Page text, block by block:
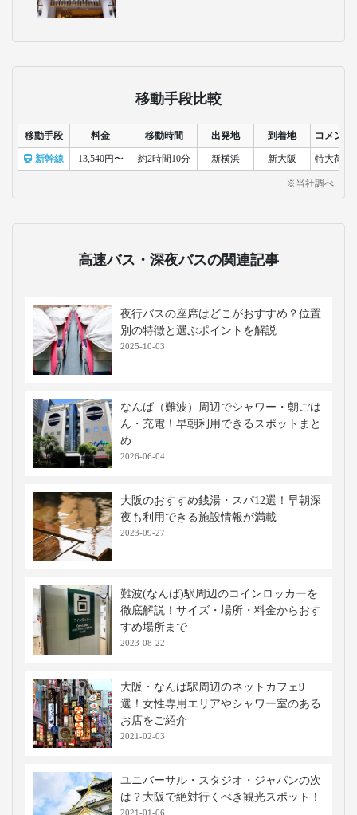
移動手段比較
移動手段 料金 移動時間 出発地 到着地 コメント
新幹線 13,540円〜 約2時間10分 新横浜 新大阪 特大荷物
※当社調べ
高速バス・深夜バスの関連記事
夜行バスの座席はどこがおすすめ？位置
別の特徴と選ぶポイントを解説
2025-10-03
なんば（難波）周辺でシャワー・朝ごは
ん・充電！早朝利用できるスポットまと
め
2026-06-04
大阪のおすすめ銭湯・スパ12選！早朝深
夜も利用できる施設情報が満載
2023-09-27
難波(なんば)駅周辺のコインロッカーを
徹底解説！サイズ・場所・料金からおす
すめ場所まで
2023-08-22
大阪・なんば駅周辺のネットカフェ9
選！女性専用エリアやシャワー室のある
お店をご紹介
2021-02-03
ユニバーサル・スタジオ・ジャパンの次
は？大阪で絶対行くべき観光スポット！
2021-01-06